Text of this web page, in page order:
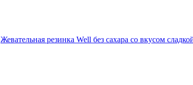
Жевательная резинка Well без сахара со вкусом